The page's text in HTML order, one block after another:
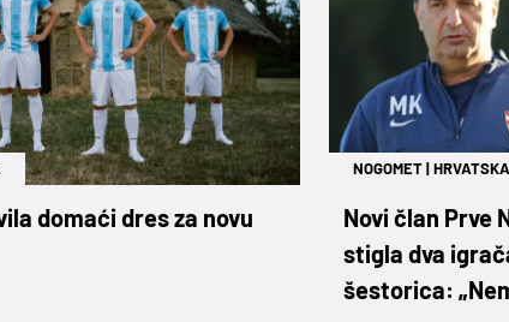
domaći dres za novu
NOGOMET|HRVATSKA
Novi član Prve
stigla dva
šestorica: